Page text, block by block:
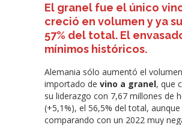
El granel fue el único
creció en volumen y ya
57% del total. El
mínimos históricos.
Alemania sólo aumentó el volumen
importado de vino a granel, que
su liderazgo con 7,67 millones de
(+5,1%), el 56,5% del total, aunque
comparando con un 2022 muy